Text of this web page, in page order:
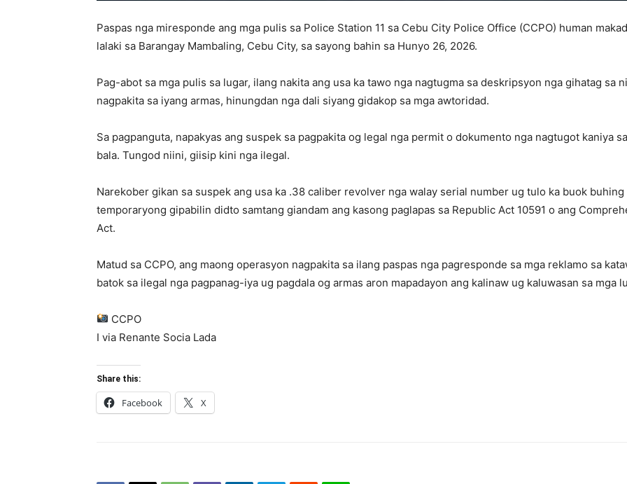
Paspas nga miresponde ang mga pulis sa Police Station 11 sa Cebu City Police Office (CCPO) human
lalaki sa Barangay Mambaling, Cebu City, sa sayong bahin sa Hunyo 26, 2026.
Pag-abot sa mga pulis sa lugar, ilang nakita ang usa ka tawo nga nagtugma sa deskripsyon nga gihatag sa
nagpakita sa iyang armas, hinungdan nga dali siyang gidakop sa mga awtoridad.
Sa pagpanguta, napakyas ang suspek sa pagpakita og legal nga permit o dokumento nga nagtugot kaniya
bala. Tungod niini, giisip kini nga ilegal.
Narekober gikan sa suspek ang usa ka .38 caliber revolver nga walay serial number ug tulo ka buok buhing
temporaryong gipabilin didto samtang giandam ang kasong paglapas sa Republic Act 10591 o ang
Act.
Matud sa CCPO, ang maong operasyon nagpakita sa ilang paspas nga pagresponde sa mga reklamo sa
batok sa ilegal nga pagpanag-iya ug pagdala og armas aron mapadayon ang kalinaw ug kaluwasan sa mga
CCPO
I via Renante Socia Lada
Share this:
Facebook X